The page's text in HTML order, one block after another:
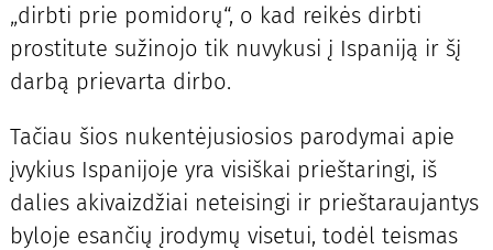
„dirbti prie pomidorų“, o kad reikės dirbti
prostitute sužinojo tik nuvykusi į Ispaniją ir šį
darbą prievarta dirbo.
Tačiau šios nukentėjusiosios parodymai apie
įvykius Ispanijoje yra visiškai prieštaringi, iš
dalies akivaizdžiai neteisingi ir prieštaraujantys
byloje esančių įrodymų visetui, todėl teismas